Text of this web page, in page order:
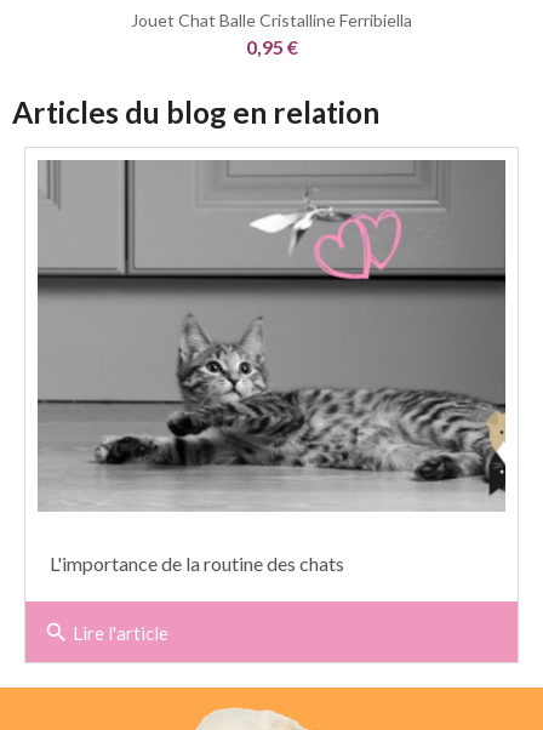
Jouet Chat Balle Cristalline Ferribiella
0,95 €
Articles du blog en relation
L'importance de la routine des chats
search Lire l'article